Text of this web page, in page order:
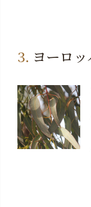
ヨーロ